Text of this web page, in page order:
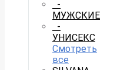
-
МУЖСКИЕ
-
УНИСЕКС
Смотреть
все